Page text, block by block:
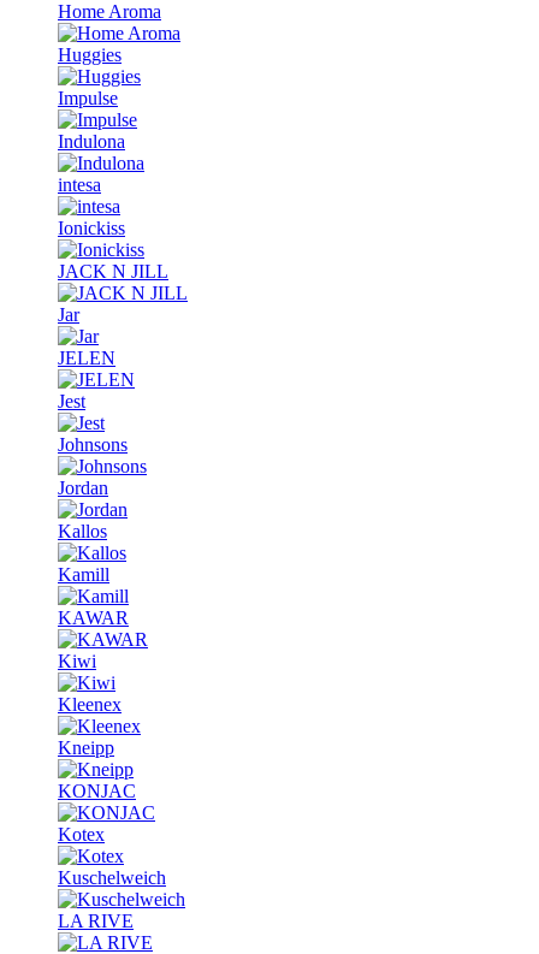
Home Aroma
Huggies
Impulse
Indulona
intesa
Ionickiss
JACK N JILL
Jar
JELEN
Jest
Johnsons
Jordan
Kallos
Kamill
KAWAR
Kiwi
Kleenex
Kneipp
KONJAC
Kotex
Kuschelweich
LA RIVE